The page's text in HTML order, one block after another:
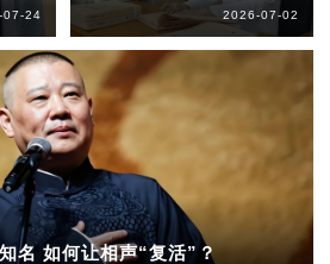
07-24 2026-07-02
名 如何让相声“复活”？